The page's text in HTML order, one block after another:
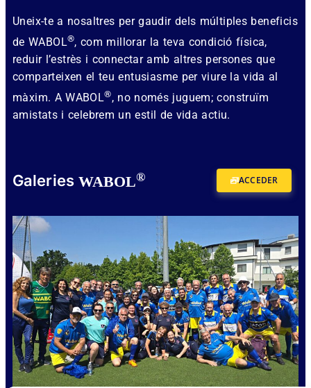
Uneix-te a nosaltres per gaudir dels múltiples beneficis
de WABOL®, com millorar la teva condició física,
reduir l’estrès i connectar amb altres persones que
comparteixen el teu entusiasme per viure la vida al
màxim. A WABOL®, no només juguem; construïm
amistats i celebrem un estil de vida actiu.
Galeries WABOL® ACCEDER